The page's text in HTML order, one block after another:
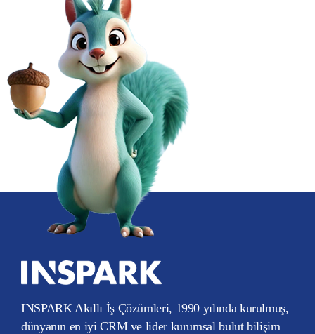
INSPARK Akıllı İş Çözümleri, 1990 yılında kurulmuş,
dünyanın en iyi CRM ve lider kurumsal bulut bilişim